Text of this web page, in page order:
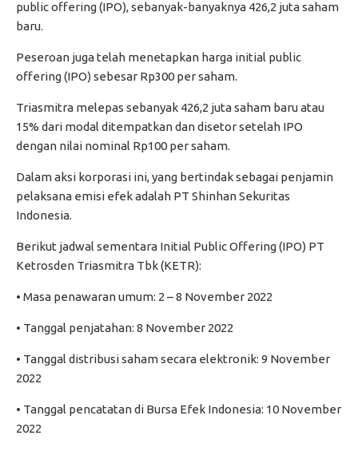
public offering (IPO), sebanyak-banyaknya 426,2 juta saham
baru.
Peseroan juga telah menetapkan harga initial public
offering (IPO) sebesar Rp300 per saham.
Triasmitra melepas sebanyak 426,2 juta saham baru atau
15% dari modal ditempatkan dan disetor setelah IPO
dengan nilai nominal Rp100 per saham.
Dalam aksi korporasi ini, yang bertindak sebagai penjamin
pelaksana emisi efek adalah PT Shinhan Sekuritas
Indonesia.
Berikut jadwal sementara Initial Public Offering (IPO) PT
Ketrosden Triasmitra Tbk (KETR):
• Masa penawaran umum: 2 – 8 November 2022
• Tanggal penjatahan: 8 November 2022
• Tanggal distribusi saham secara elektronik: 9 November
2022
• Tanggal pencatatan di Bursa Efek Indonesia: 10 November
2022